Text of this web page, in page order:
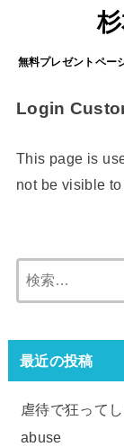
無料プレゼントペー
Login
This page is
not be visible
最近の投稿
虐待で狂って
abuse